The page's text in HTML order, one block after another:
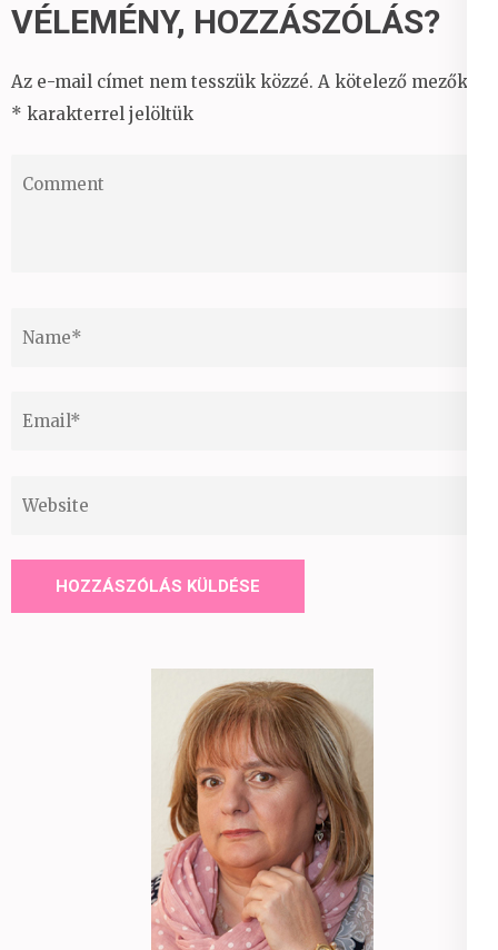
VÉLEMÉNY, HOZZÁSZÓLÁS?
Az e-mail címet nem tesszük közzé. A kötelező mezőket
* karakterrel jelöltük